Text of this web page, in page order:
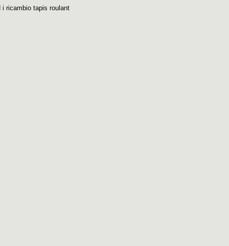
i ricambio tapis roulant